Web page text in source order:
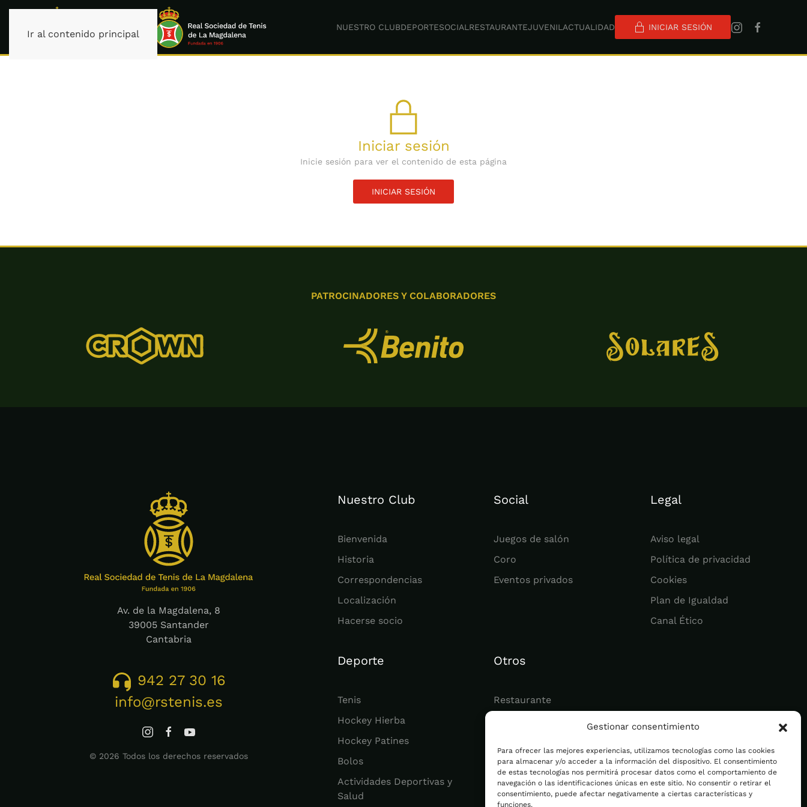
Gestionar consentimiento
Para ofrecer las mejores experiencias, utilizamos tecnologías como las cookies
para almacenar y/o acceder a la información del dispositivo. El consentimiento
de estas tecnologías nos permitirá procesar datos como el comportamiento de
navegación o las identificaciones únicas en este sitio. No consentir o retirar el
consentimiento, puede afectar negativamente a ciertas características y
funciones.
Ir al contenido principal
NUESTRO CLUBDEPORTESOCIAL RESTAURANTEJUVENIL ACTUALIDAD INICIAR SESIÓN
Iniciar sesión
Inicie sesión para ver el contenido de esta página
INICIAR SESIÓN
PATROCINADORES Y COLABORADORES
Av. de la Magdalena, 8
39005 Santander
Cantabria
942 27 30 16
info@rstenis.es
© 2026 Todos los derechos reservados
Nuestro Club
Bienvenida
Historia
Correspondencias
Localización
Hacerse socio
Deporte
Tenis
Hockey Hierba
Hockey Patines
Bolos
Actividades Deportivas y
Salud
Social
Juegos de salón
Coro
Eventos privados
Otros
Restaurante
Legal
Aviso legal
Política de privacidad
Cookies
Plan de Igualdad
Canal Ético